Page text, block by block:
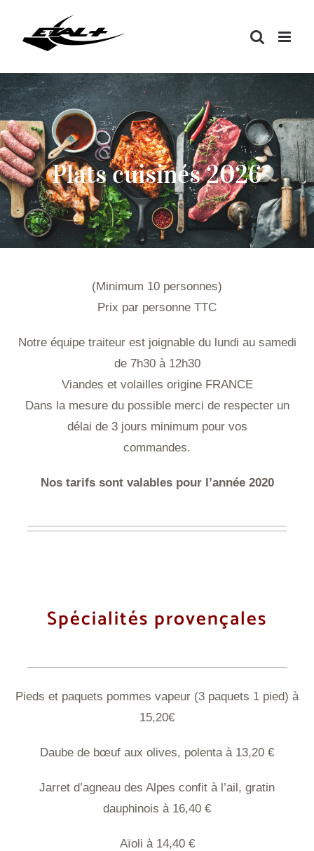
contenu
Plats cuisinés 2026
(Minimum 10 personnes)
Prix par personne TTC
Notre équipe traiteur est joignable du lundi au samedi
de 7h30 à 12h30
Viandes et volailles origine FRANCE
Dans la mesure du possible merci de respecter un
délai de 3 jours minimum pour vos
commandes.
Nos tarifs sont valables pour l’année 2020
Spécialités provençales
Pieds et paquets pommes vapeur (3 paquets 1 pied) à
15,20€
Daube de bœuf aux olives, polenta à 13,20 €
Jarret d’agneau des Alpes confit à l’ail, gratin
dauphinois à 16,40 €
Aïoli à 14,40 €